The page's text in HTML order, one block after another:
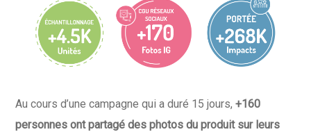
Au cours d’une campagne qui a duré 15 jours,+160
personnes ont partagé des photos du produit sur leurs